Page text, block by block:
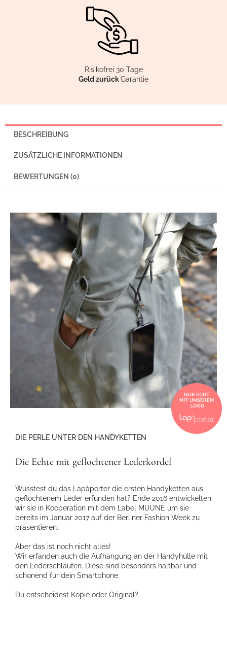
Risikofrei 30 Tage
Geld zurückGarantie
BESCHREIBUNG
ZUSÄTZLICHE INFORMATIONEN
BEWERTUNGEN (0)
DIE PERLE UNTER DEN HANDYKETTEN
Die Echte mit geflochtener Lederkordel
Wusstest du das Lapàporter die ersten Handyketten aus
geflochtenem Leder erfunden hat? Ende 2016 entwickelten
wir sie in Kooperation mit dem Label MIJUNE um sie
bereits im Januar 2017 auf der Berliner Fashion Week zu
präsentieren.
Aber das ist noch nicht alles!
Wir erfanden auch die Aufhängung an der Handyhülle mit
den Lederschlaufen. Diese sind besonders haltbar und
schonend für dein Smartphone.
Du entscheidest Kopie oder Original?